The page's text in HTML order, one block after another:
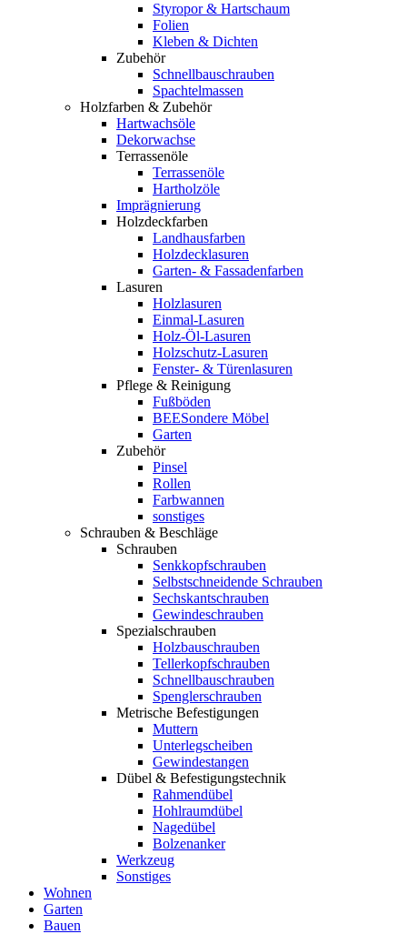
Styropor & Hartschaum
Folien
Kleben & Dichten
Zubehör
Schnellbauschrauben
Spachtelmassen
Holzfarben & Zubehör
Hartwachsöle
Dekorwachse
Terrassenöle
Terrassenöle
Hartholzöle
Imprägnierung
Holzdeckfarben
Landhausfarben
Holzdecklasuren
Garten- & Fassadenfarben
Lasuren
Holzlasuren
Einmal-Lasuren
Holz-Öl-Lasuren
Holzschutz-Lasuren
Fenster- & Türenlasuren
Pflege & Reinigung
Fußböden
BEESondere Möbel
Garten
Zubehör
Pinsel
Rollen
Farbwannen
sonstiges
Schrauben & Beschläge
Schrauben
Senkkopfschrauben
Selbstschneidende Schrauben
Sechskantschrauben
Gewindeschrauben
Spezialschrauben
Holzbauschrauben
Tellerkopfschrauben
Schnellbauschrauben
Spenglerschrauben
Metrische Befestigungen
Muttern
Unterlegscheiben
Gewindestangen
Dübel & Befestigungstechnik
Rahmendübel
Hohlraumdübel
Nagedübel
Bolzenanker
Werkzeug
Sonstiges
Wohnen
Garten
Bauen